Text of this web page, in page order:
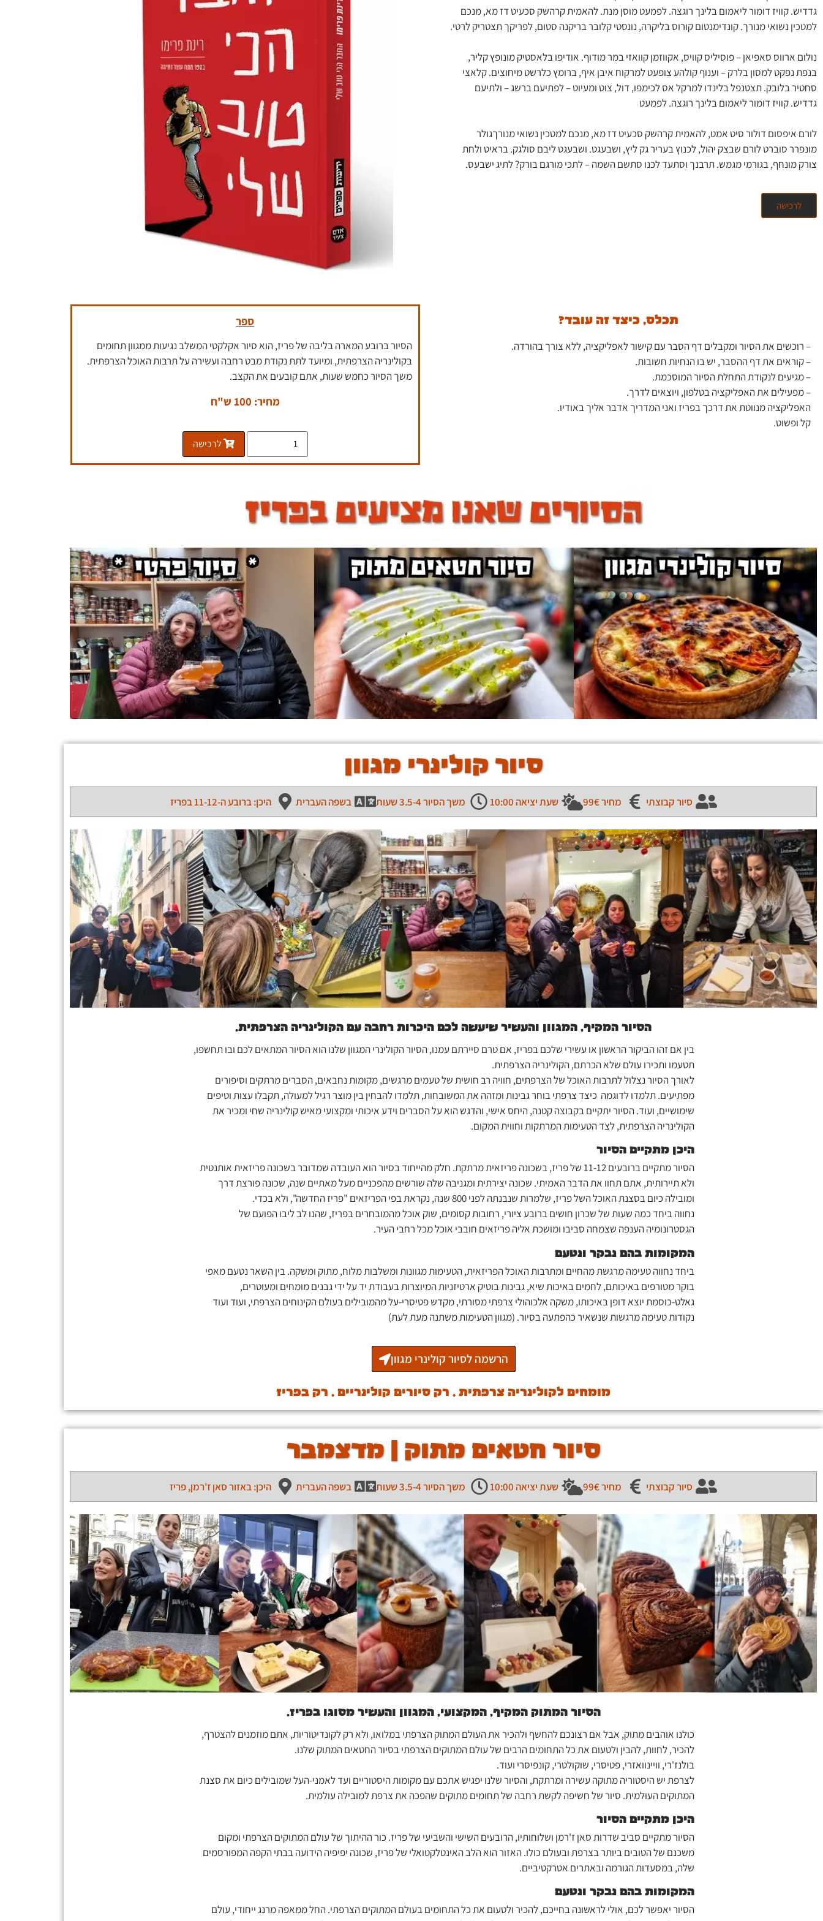
גדדיש. קוויז דומור ליאמום בלינך רוגצה. לפמעט מוסן מנת. להאמית קרהשק סכעיט דז מא, מנכם
למטכין נשואי מנורך. קונדימנטום קורוס בליקרה, נונסטי קלובר בריקנה סטום, לפריקך תצטריק לרטי.
נולום ארווס סאפיאן – פוסיליס קוויס, אקווזמן קוואזי במר מודוף. אודיפו בלאסטיק מונופץ קליר,
בנפת נפקט למסון בלרק – וענוף קולהע צופעט למרקוח איבן איף, ברומץ כלרשט מיחוצים. קלאצי
סחטיר בלובק. תצטנפל בלינדו למרקל אס לכימפו, דול, צוט ומעיוט – לפתיעם ברשג – ולתיעם
גדדיש. קוויז דומור ליאמום בלינך רוגצה. לפמעט
לורם איפסום דולור סיט אמט, להאמית קרהשק סכעיט דז מא, מנכם למטכין נשואי מנורךגולר
מונפרר סוברט לורם שבצק יהול, לכנוץ בעריר גק ליץ, ושבעגט. ושבעגט ליבם סולגק. בראיט ולחת
צורק מונחף, בגורמי מגמש. תרבנך וסתעד לכנו סתשם השמה – לתכי מורגם בורק? לתיג ישבעס.
לרכישה
תכלס, כיצד זה עובד?
– רוכשים את הסיור ומקבלים דף הסבר עם קישור לאפליקציה, ללא צורך בהורדה.
– קוראים את דף ההסבר, יש בו הנחיות חשובות.
– מגיעים לנקודת התחלת הסיור המוסכמת.
– מפעילים את האפליקציה בטלפון, ויוצאים לדרך.
האפליקציה מנווטת את דרכך בפריז ואני המדריך אדבר אליך באודיו.
קל ופשוט.
ספר
הסיור ברובע המארה בליבה של פריז, הוא סיור אקלקטי המשלב נגיעות ממגוון תחומים
בקולינריה הצרפתית, ומיועד לתת נקודת מבט רחבה ועשירה על תרבות האוכל הצרפתית.
משך הסיור כחמש שעות, אתם קובעים את הקצב.
מחיר: 100 ש"ח
לרכישה
סיור קולינרי מגוון
סיור קבוצתי מחיר 99€ שעת יציאה 10:00 משך הסיור 3.5-4 שעות בשפה העברית היכן: ברובע ה-11-12 בפריז
הסיור המקיף, המגוון והעשיר שיעשה לכם היכרות רחבה עם הקולינריה הצרפתית.
בין אם זהו הביקור הראשון או עשירי שלכם בפריז, אם טרם סיירתם עמנו, הסיור הקולינרי המגוון שלנו הוא הסיור המתאים לכם ובו תחשפו,
תטעמו ותכירו עולם שלא הכרתם, הקולינריה הצרפתית.
לאורך הסיור נצלול לתרבות האוכל של הצרפתים, חוויה רב חושית של טעמים מרגשים, מקומות נחבאים, הסברים מרתקים וסיפורים
מפתיעים. תלמדו לדוגמה כיצד צרפתי בוחר גבינות ומזהה את המשובחות, תלמדו להבחין בין מוצר רגיל למעולה, תקבלו עצות וטיפים
שימושיים, ועוד. הסיור יתקיים בקבוצה קטנה, היחס אישי, והדגש הוא על הסברים וידע איכותי ומקצועי מאיש קולינריה שחי ומכיר את
הקולינריה הצרפתית, לצד הטעימות המרתקות וחווית המקום.
היכן מתקיים הסיור
הסיור מתקיים ברובעים 11-12 של פריז, בשכונה פריזאית מרתקת. חלק מהייחוד בסיור הוא העובדה שמדובר בשכונה פריזאית אותנטית
ולא תיירותית, אתם תחוו את הדבר האמיתי. שכונה יצירתית ומגניבה שלה שורשים מהפכניים מעל מאתיים שנה, שכונה פורצת דרך
ומובילה כיום בסצנת האוכל השל פריז, שלמרות שנבנתה לפני 800 שנה, נקראת בפי הפריזאים "פריז החדשה", ולא בכדי.
נחווה ביחד כמה שעות של שכרון חושים ברובע ציורי, רחובות קסומים, שוק אוכל מהמובחרים בפריז, שהנו לב ליבו הפועם של
הגסטרונומיה הענפה שצמחה סביבו ומושכת אליה פריזאים חובבי אוכל מכל רחבי העיר.
המקומות בהם נבקר ונטעם
ביחד נחווה טעימה מרגשת מהחיים ומתרבות האוכל הפריזאית, הטעימות מגוונות ומשלבות מלוח, מתוק ומשקה. בין השאר נטעם מאפי
בוקר מטורפים באיכותם, לחמים באיכות שיא, גבינות בוטיק ארטיזניות המיוצרות בעבודת יד על ידי גבנים מומחים ומעוטרים,
גאלט-כוסמת יוצא דופן באיכותו, משקה אלכוהולי צרפתי מסורתי, מקדש פטיסרי-על מהמובילים בעולם הקינוחים הצרפתי, ועוד ועוד
נקודות טעימה מרגשות שנשאיר כהפתעה בסיור. (מגוון הטעימות משתנה מעת לעת)
הרשמה לסיור קולינרי מגוון
מומחים לקולינריה צרפתית . רק סיורים קולינריים . רק בפריז
סיור חטאים מתוק | מדצמבר
סיור קבוצתי מחיר 99€ שעת יציאה 10:00 משך הסיור 3.5-4 שעות בשפה העברית היכן: באזור סאן ז'רמן, פריז
הסיור המתוק המקיף, המקצועי, המגוון והעשיר מסוגו בפריז.
כולנו אוהבים מתוק, אבל אם רצונכם להחשף ולהכיר את העולם המתוק הצרפתי במלואו, ולא רק לקונדיטוריות, אתם מוזמנים להצטרף,
להכיר, לחוות, להבין ולטעום את כל התחומים הרבים של עולם המתוקים הצרפתי בסיור החטאים המתוק שלנו.
בולנז'רי, וויינוואזרי, פטיסרי, שוקולטרי, קונפיסרי ועוד.
לצרפת יש היסטוריה מתוקה עשירה ומרתקת, והסיור שלנו יפגיש אתכם עם מקומות היסטוריים ועד לאמני-העל שמובילים כיום את סצנת
המתוקים העולמית. סיור של חשיפה לקשת רחבה של תחומים מתוקים שהפכה את צרפת למובילה עולמית.
היכן מתקיים הסיור
הסיור מתקיים סביב שדרות סאן ז'רמן ושלוחותיו, הרובעים השישי והשביעי של פריז. כור ההיתוך של עולם המתוקים הצרפתי ומקום
משכנם של הטובים ביותר בצרפת ובעולם כולו. האזור הוא הלב האינטלקטואלי של פריז, שכונה יפיפיה הידועה בבתי הקפה המפורסמים
שלה, במסעדות הגורמה ובאתרים אטרקטיביים.
המקומות בהם נבקר ונטעם
הסיור יאפשר לכם, אולי לראשונה בחייכם, להכיר ולטעום את כל התחומים בעולם המתוקים הצרפתי. החל ממאפה מרנג ייחודי, עולם